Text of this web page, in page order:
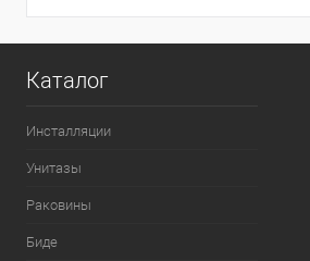
Каталог
Инсталляции
Унитазы
Раковины
Биде